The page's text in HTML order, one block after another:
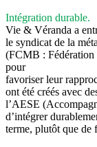
Intégration durable.
Vie & Véranda a
le syndicat de la
(FCMB : Fédération
pour
favoriser leur
ont été créés avec
l’AESE
d’intégrer
terme, plutôt que de